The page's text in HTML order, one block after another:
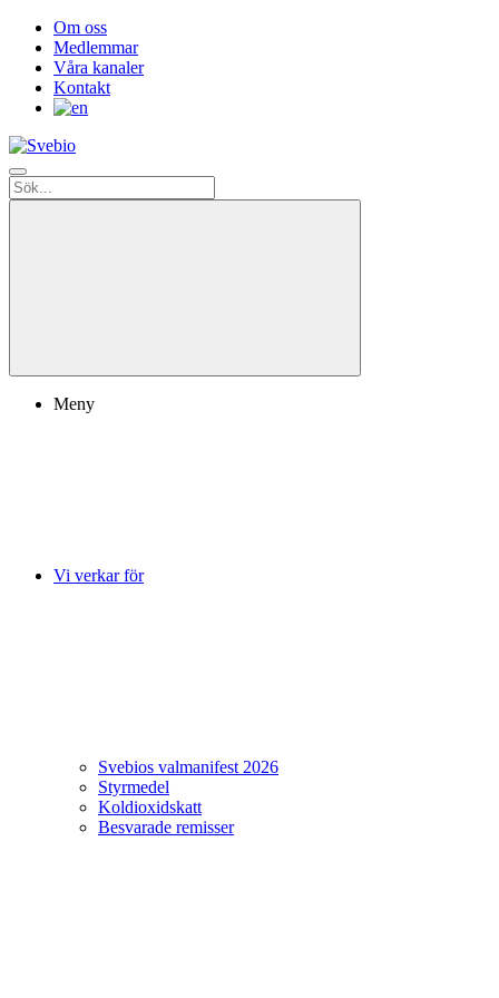
Om oss
Medlemmar
Våra kanaler
Kontakt
Meny
Vi verkar för
Svebios valmanifest 2026
Styrmedel
Koldioxidskatt
Besvarade remisser